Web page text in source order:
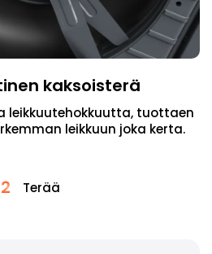
kaksoisterä
leikkuutehokkuutta, tuottaen
leikkuun joka kerta.
2 Terää